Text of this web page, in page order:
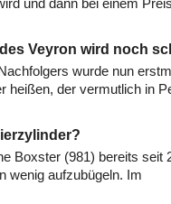
und dann bei einem
Veyron wird noch
wurde nun
heißen, der vermutlich in
Boxster (981) bereits seit
wenig aufzubügeln. Im